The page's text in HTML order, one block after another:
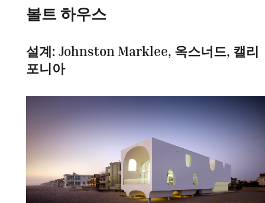
볼트 하우스
설계: Johnston Marklee, 옥스너드, 캘리
포니아